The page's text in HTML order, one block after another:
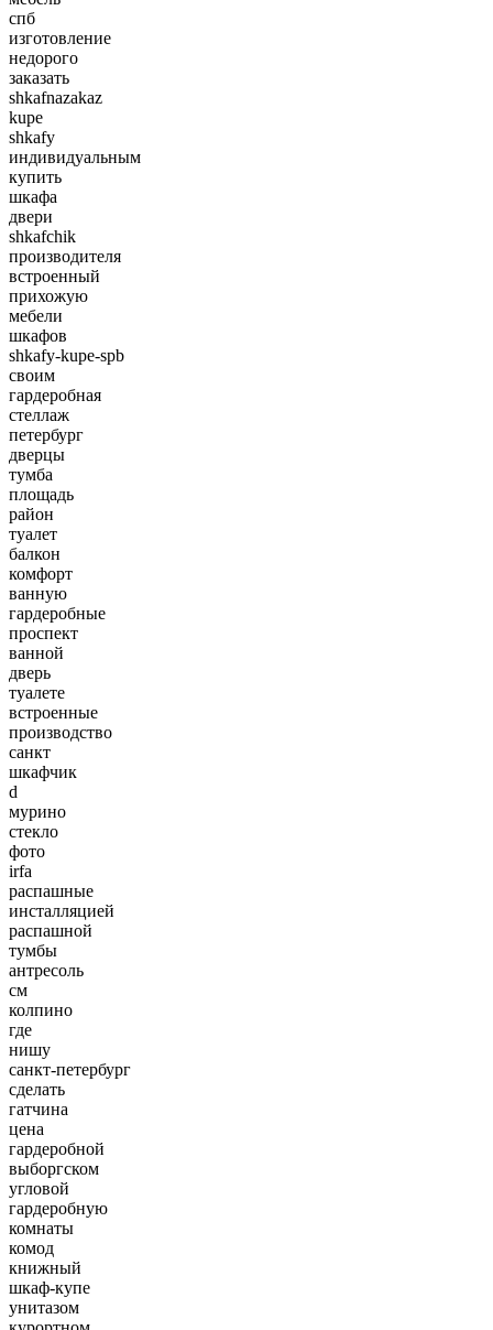
спб
изготовление
недорого
заказать
shkafnazakaz
kupe
shkafy
индивидуальным
купить
шкафа
двери
shkafchik
производителя
встроенный
прихожую
мебели
шкафов
shkafy-kupe-spb
своим
гардеробная
стеллаж
петербург
дверцы
тумба
площадь
район
туалет
балкон
комфорт
ванную
гардеробные
проспект
ванной
дверь
туалете
встроенные
производство
санкт
шкафчик
d
мурино
стекло
фото
irfa
распашные
инсталляцией
распашной
тумбы
антресоль
см
колпино
где
нишу
санкт-петербург
сделать
гатчина
цена
гардеробной
выборгском
угловой
гардеробную
комнаты
комод
книжный
шкаф-купе
унитазом